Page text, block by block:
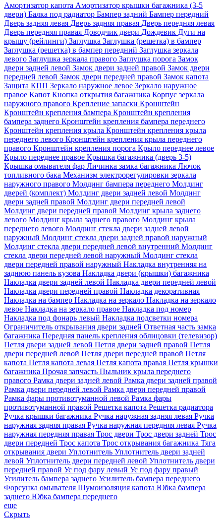
Амортизатор капота Амортизатор крышки багажника (3-5
двери) Балка под радиатор Бампер задний Бампер передний
Дверь задняя левая Дверь задняя правая Дверь передняя левая
Дверь передняя правая Доводчик двери Дождевик Дуги на
крышу (рейлинги) Заглушка Заглушка (решетка) в бампер
Заглушка (решетка) в бампер передний Заглушка зеркала
левого Заглушка зеркала правого Заглушка порога Замок
двери задней левой Замок двери задней правой Замок двери
передней левой Замок двери передней правой Замок капота
Защита КПП Зеркало наружное левое Зеркало наружное
правое Капот Кнопка открытия багажника Корпус зеркала
наружного правого Крепление запаски Кронштейн
Кронштейн крепления бампера Кронштейн крепления
бампера заднего Кронштейн крепления бампера переднего
Кронштейн крепления крыла Кронштейн крепления крыла
переднего левого Кронштейн крепления крыла переднего
правого Кронштейн крепления порога Крыло переднее левое
Крыло переднее правое Крышка багажника (дверь 3-5)
Крышка омывателя фар Личинка замка багажника Лючок
топливного бака Механизм электрорегулировки зеркала
наружного правого Молдинг бампера переднего Молдинг
дверей (комплект) Молдинг двери задней левой Молдинг
двери задней правой Молдинг двери передней левой
Молдинг двери передней правой Молдинг крыла заднего
левого Молдинг крыла заднего правого Молдинг крыла
переднего левого Молдинг стекла двери задней левой
наружный Молдинг стекла двери задней правой наружный
Молдинг стекла двери передней левой внутренний Молдинг
стекла двери передней левой наружный Молдинг стекла
двери передней правой наружный Накладка внутренняя на
заднюю панель кузова Накладка двери (крышки) багажника
Накладка двери задней левой Накладка двери передней левой
Накладка двери передней правой Накладка декоративная
Накладка на бампер Накладка на зеркало Накладка на зеркало
левое Накладка на зеркало правое Накладка под номер
Накладка под фонарь левый Накладка подсветки номера
Ограничитель открывания двери задней Ответная часть замка
багажника Передняя панель крепления облицовки (телевизор)
Петля двери задней левой Петля двери задней правой Петля
двери передней левой Петля двери передней правой Петля
капота Петля капота левая Петля капота правая Петля крышки
багажника Прочая запчасть Пыльник крыла переднего
правого Рамка двери задней левой Рамка двери задней правой
Рамка двери передней левой Рамка двери передней правой
Рамка фары противотуманной левой Рамка фары
противотуманной правой Решетка капота Решетка радиатора
Ручка крышки багажника Ручка наружная задняя левая Ручка
наружная задняя правая Ручка наружная передняя левая Ручка
наружная передняя правая Трос двери Трос двери задней Трос
двери передней Трос капота Трос открывания багажника Тяга
открывания двери Уплотнитель Уплотнитель двери задней
левой Уплотнитель двери передней левой Уплотнитель двери
передней правой Ус под фару левый Ус под фару правый
Усилитель бампера заднего Усилитель бампера переднего
Форсунка омывателя Шумоизоляция капота Юбка бампера
заднего Юбка бампера переднего
еще
Скрыть